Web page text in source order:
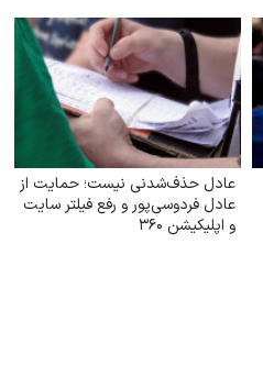
عادل حذف‌شدنی نیست؛ حمایت از
عادل فردوسی‌پور و رفع فیلتر سایت
و اپلیکیشن ۳۶۰